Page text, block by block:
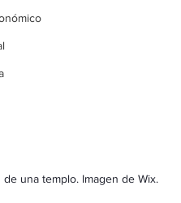
de una templo. Imagen de Wix.